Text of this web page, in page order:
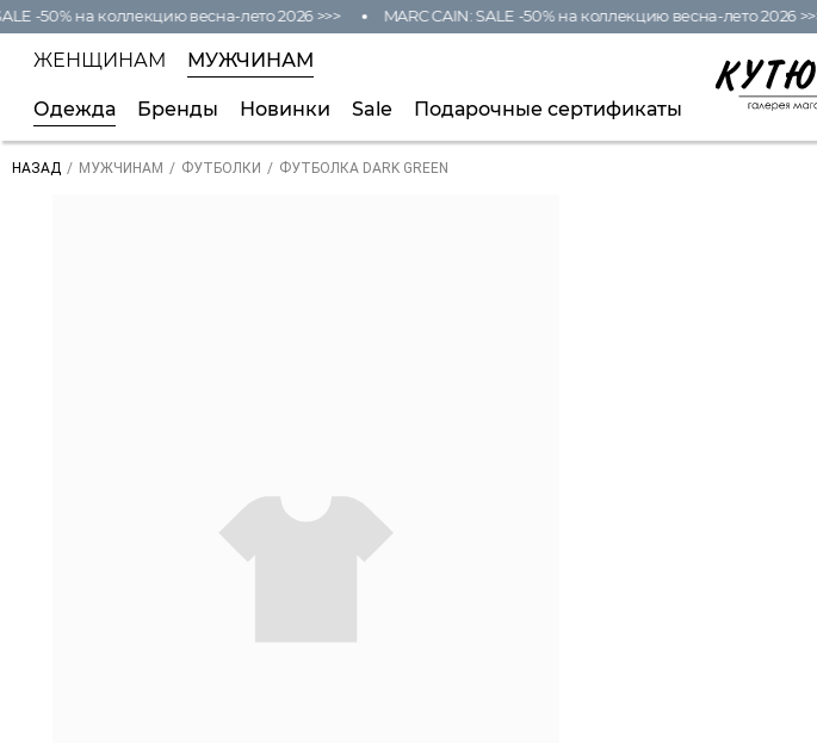
-50% на коллекцию весна-лето 2026 >>> MARC CAIN: SALE -50% на коллекцию весна-лето 2026 >>>
ЖЕНЩИНАМ МУЖЧИНАМ
Одежда Бренды Новинки Sale Подарочные сертификаты
НАЗАД / МУЖЧИНАМ / ФУТБОЛКИ / ФУТБОЛКА DARK GREEN